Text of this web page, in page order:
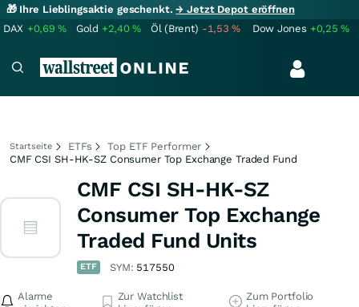
🎁 Ihre Lieblingsaktie geschenkt.→ Jetzt Depot eröffnen
DAX +0,69% Gold +2,40% Öl (Brent) -1,53% Dow Jones +0,25%
Startseite ETFs
Top ETF Performer
CMF CSI SH-HK-SZ Consumer Top Exchange Traded Fund
CMF CSI SH-HK-SZ
Consumer Top Exchange
Traded Fund Units
ETF SYM: 517550
Alarme
Zur Watchlist
Zum Portfolio